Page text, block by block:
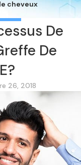
cheveux
De
De
26, 2018